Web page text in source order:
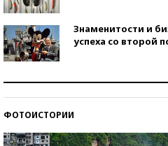
Знаменитости и
успеха со второй
ФОТОИСТОРИИ